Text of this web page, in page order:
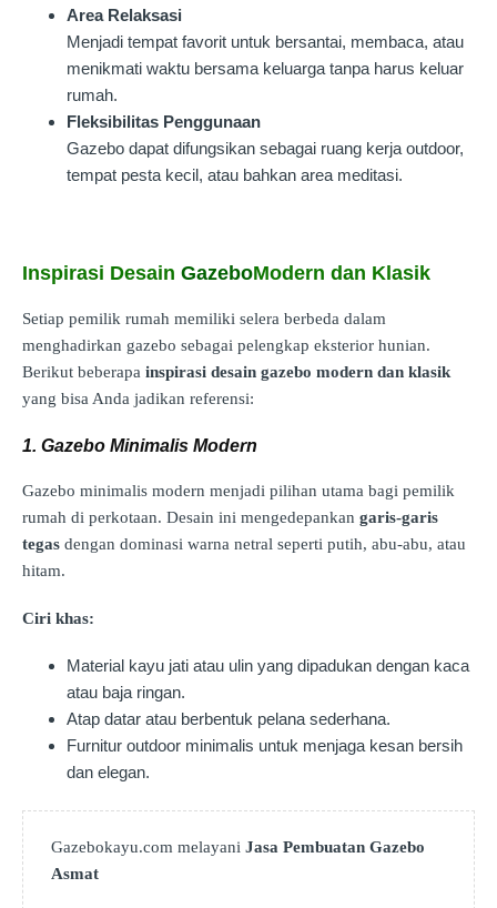
Area Relaksasi
Menjadi tempat favorit untuk bersantai, membaca, atau
menikmati waktu bersama keluarga tanpa harus keluar
rumah.
Fleksibilitas Penggunaan
Gazebo dapat difungsikan sebagai ruang kerja outdoor,
tempat pesta kecil, atau bahkan area meditasi.
Inspirasi Desain GazeboModern dan Klasik
Setiap pemilik rumah memiliki selera berbeda dalam
menghadirkan gazebo sebagai pelengkap eksterior hunian.
Berikut beberapa inspirasi desain gazebo modern dan klasik
yang bisa Anda jadikan referensi:
1. Gazebo Minimalis Modern
Gazebo minimalis modern menjadi pilihan utama bagi pemilik
rumah di perkotaan. Desain ini mengedepankan garis-garis
tegas dengan dominasi warna netral seperti putih, abu-abu, atau
hitam.
Ciri khas:
Material kayu jati atau ulin yang dipadukan dengan kaca
atau baja ringan.
Atap datar atau berbentuk pelana sederhana.
Furnitur outdoor minimalis untuk menjaga kesan bersih
dan elegan.
Gazebokayu.com melayani Jasa Pembuatan Gazebo
Asmat